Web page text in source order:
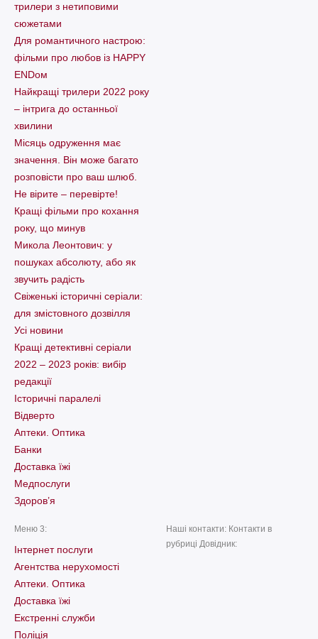
трилери з нетиповими
сюжетами
Для романтичного настрою:
фільми про любов із HAPPY
ENDом
Найкращі трилери 2022 року
– інтрига до останньої
хвилини
Місяць одруження має
значення. Він може багато
розповісти про ваш шлюб.
Не вірите – перевірте!
Кращі фільми про кохання
року, що минув
Микола Леонтович: у
пошуках абсолюту, або як
звучить радість
Свіженькі історичні серіали:
для змістовного дозвілля
Усі новини
Кращі детективні серіали
2022 – 2023 років: вибір
редакції
Історичні паралелі
Відверто
Аптеки. Оптика
Банки
Доставка їжі
Медпослуги
Здоров’я
Меню 3:
Інтернет послуги
Агентства нерухомості
Аптеки. Оптика
Доставка їжі
Екстренні служби
Поліція
Наші контакти: Контакти в
рубриці Довідник: